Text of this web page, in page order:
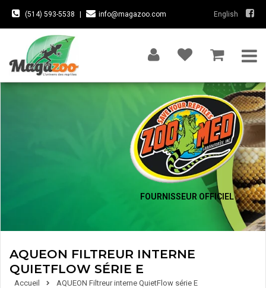
(514) 593-5538 info@magazoo.com English
FOURNISSEUR OFFICIEL
AQUEON FILTREUR INTERNE
QUIETFLOW SÉRIE E
Accueil AQUEON Filtreur interne QuietFlow série E